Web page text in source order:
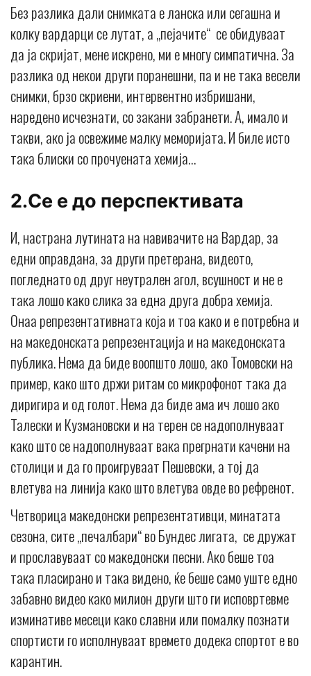
Без разлика дали снимката е ланска или сегашна и
колку вардарци се лутат, а „пејачите“ се обидуваат
да ја скријат, мене искрено, ми е многу симпатична. За
разлика од некои други поранешни, па и не така весели
снимки, брзо скриени, интервентно избришани,
наредено исчезнати, со закани забранети. А, имало и
такви, ако ја освежиме малку меморијата. И биле исто
така блиски со прочуената хемија…
2.Се е до перспективата
И, настрана лутината на навивачите на Вардар, за
едни оправдана, за други претерана, видеото,
погледнато од друг неутрален агол, всушност и не е
така лошо како слика за една друга добра хемија.
Онаа репрезентативната која и тоа како и е потребна и
на македонската репрезентација и на македонската
публика. Нема да биде воопшто лошо, ако Томовски на
пример, како што држи ритам со микрофонот така да
диригира и од голот. Нема да биде ама ич лошо ако
Талески и Кузмановски и на терен се надополнуваат
како што се надополнуваат вака прегрнати качени на
столици и да го проигруваат Пешевски, а тој да
влетува на линија како што влетува овде во рефренот.
Четворица македонски репрезентативци, минатата
сезона, сите „печалбари“ во Бундес лигата, се дружат
и прославуваат со македонски песни. Ако беше тоа
така пласирано и така видено, ќе беше само уште едно
забавно видео како милион други што ги исповртевме
изминативе месеци како славни или помалку познати
спортисти го исполнуваат времето додека спортот е во
карантин.